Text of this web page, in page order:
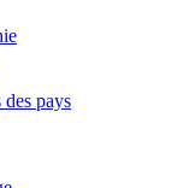
pays